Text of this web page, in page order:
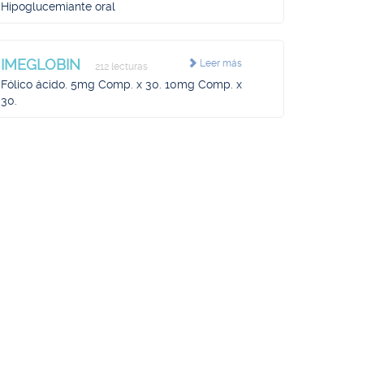
Hipoglucemiante oral
Leer más
IMEGLOBIN 212 lecturas
Fólico ácido. 5mg Comp. x 30. 10mg Comp. x
30.